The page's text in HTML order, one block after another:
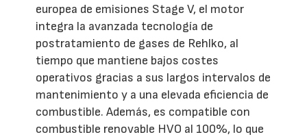
europea de emisiones Stage V, el motor
integra la avanzada tecnología de
postratamiento de gases de Rehlko, al
tiempo que mantiene bajos costes
operativos gracias a sus largos intervalos de
mantenimiento y a una elevada eficiencia de
combustible. Además, es compatible con
combustible renovable HVO al 100%, lo que